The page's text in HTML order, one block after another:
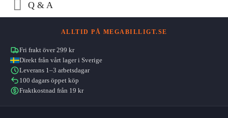
Q & A
ALLTID PÅ MEGABILLIGT.SE
Fri frakt över 299 kr
Direkt från vårt lager i Sverige
Leverans 1–3 arbetsdagar
100 dagars öppet köp
Fraktkostnad från 19 kr